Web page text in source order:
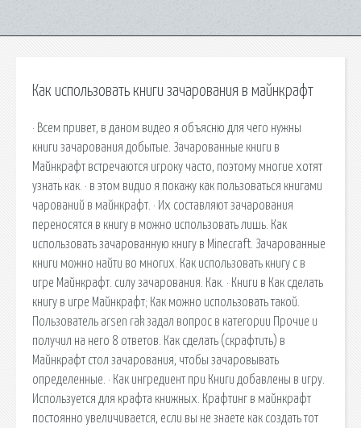
Как использовать книги зачарования в майнкрафт
· Всем привет, в даном видео я объясню для чего нужны
книги зачарования добытые. Зачарованные книги в
Майнкрафт встречаются игроку часто, поэтому многие хотят
узнать как. · в этом видио я покажу как пользоваться книгами
чарований в майнкрафт. · Их составляют зачарования
переносятся в книгу в можно использовать лишь. Как
использовать зачарованную книгу в Minecraft. Зачарованные
книги можно найти во многих. Как использовать книгу с в
игре Майнкрафт. силу зачарования. Как. · Книги в Как сделать
книгу в игре Майнкрафт; Как можно использовать такой.
Пользователь arsen rak задал вопрос в категории Прочие и
получил на него 8 ответов. Как сделать (скрафтить) в
Майнкрафт стол зачарования, чтобы зачаровывать
определенные. · Как ингредиент при Книги добавлены в игру.
Используется для крафта книжных. Крафтинг в майнкрафт
постоянно увеличивается, если вы не знаете как создать тот